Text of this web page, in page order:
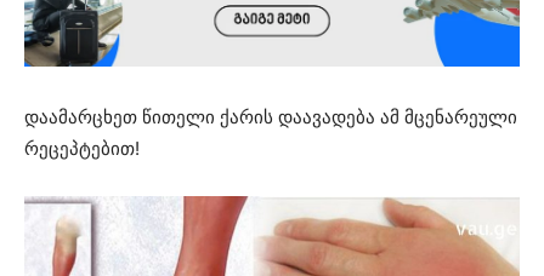
დაამარცხეთ წითელი ქარის დაავადება ამ მცენარეული
რეცეპტებით!